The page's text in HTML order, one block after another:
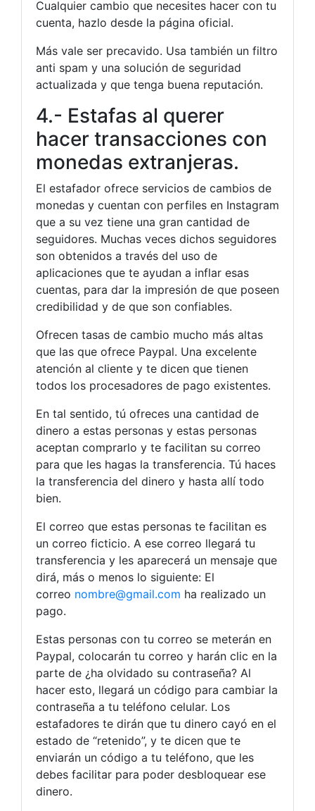
Cualquier cambio que necesites hacer con tu
cuenta, hazlo desde la página oficial.
Más vale ser precavido. Usa también un filtro
anti spam y una solución de seguridad
actualizada y que tenga buena reputación.
4.- Estafas al querer
hacer transacciones con
monedas extranjeras.
El estafador ofrece servicios de cambios de
monedas y cuentan con perfiles en Instagram
que a su vez tiene una gran cantidad de
seguidores. Muchas veces dichos seguidores
son obtenidos a través del uso de
aplicaciones que te ayudan a inflar esas
cuentas, para dar la impresión de que poseen
credibilidad y de que son confiables.
Ofrecen tasas de cambio mucho más altas
que las que ofrece Paypal. Una excelente
atención al cliente y te dicen que tienen
todos los procesadores de pago existentes.
En tal sentido, tú ofreces una cantidad de
dinero a estas personas y estas personas
aceptan comprarlo y te facilitan su correo
para que les hagas la transferencia. Tú haces
la transferencia del dinero y hasta allí todo
bien.
El correo que estas personas te facilitan es
un correo ficticio. A ese correo llegará tu
transferencia y les aparecerá un mensaje que
dirá, más o menos lo siguiente: El
correo nombre@gmail.com ha realizado un
pago.
Estas personas con tu correo se meterán en
Paypal, colocarán tu correo y harán clic en la
parte de ¿ha olvidado su contraseña? Al
hacer esto, llegará un código para cambiar la
contraseña a tu teléfono celular. Los
estafadores te dirán que tu dinero cayó en el
estado de “retenido”, y te dicen que te
enviarán un código a tu teléfono, que les
debes facilitar para poder desbloquear ese
dinero.